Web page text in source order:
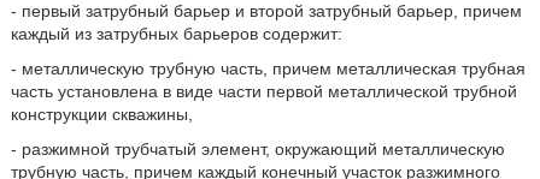
- первый затрубный барьер и второй затрубный барьер, причем
каждый из затрубных барьеров содержит:
- металлическую трубную часть, причем металлическая трубная
часть установлена в виде части первой металлической трубной
конструкции скважины,
- разжимной трубчатый элемент, окружающий металлическую
трубную часть, причем каждый конечный участок разжимного